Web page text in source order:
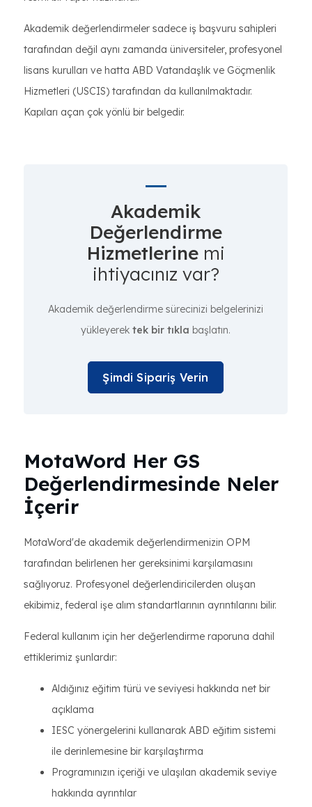
Akademik değerlendirmeler sadece iş başvuru sahipleri
tarafından değil aynı zamanda üniversiteler, profesyonel
lisans kurulları ve hatta ABD Vatandaşlık ve Göçmenlik
Hizmetleri (USCIS) tarafından da kullanılmaktadır.
Kapıları açan çok yönlü bir belgedir.
Akademik
Değerlendirme
Hizmetlerinemi
ihtiyacınız var?
Akademik değerlendirme sürecinizi belgelerinizi
yükleyerek tek bir tıkla başlatın.
Şimdi Sipariş Verin
MotaWord Her GS
Değerlendirmesinde Neler
İçerir
MotaWord'de akademik değerlendirmenizin OPM
tarafından belirlenen her gereksinimi karşılamasını
sağlıyoruz. Profesyonel değerlendiricilerden oluşan
ekibimiz, federal işe alım standartlarının ayrıntılarını bilir.
Federal kullanım için her değerlendirme raporuna dahil
ettiklerimiz şunlardır:
Aldığınız eğitim türü ve seviyesi hakkında net bir
açıklama
IESC yönergelerini kullanarak ABD eğitim sistemi
ile derinlemesine bir karşılaştırma
Programınızın içeriği ve ulaşılan akademik seviye
hakkında ayrıntılar